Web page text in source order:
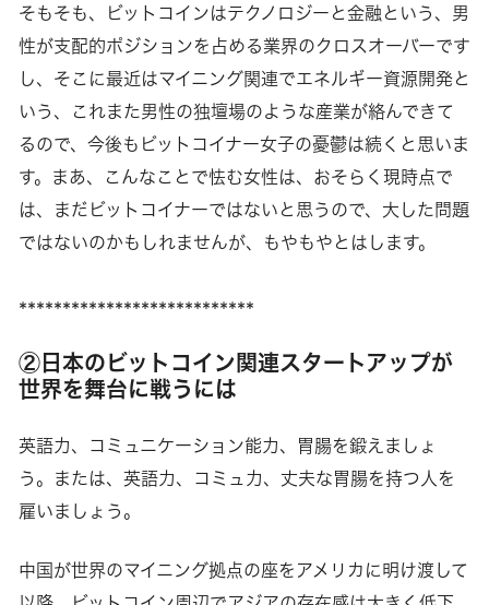
そもそも、ビットコインはテクノロジーと金融という、男
性が支配的ポジションを占める業界のクロスオーバーです
し、そこに最近はマイニング関連でエネルギー資源開発と
いう、これまた男性の独壇場のような産業が絡んできて
るので、今後もビットコイナー女子の憂鬱は続くと思いま
す。まあ、こんなことで怯む女性は、おそらく現時点で
は、まだビットコイナーではないと思うので、大した問題
ではないのかもしれませんが、もやもやとはします。
***************************
②日本のビットコイン関連スタートアップが
世界を舞台に戦うには
英語力、コミュニケーション能力、胃腸を鍛えましょ
う。または、英語力、コミュ力、丈夫な胃腸を持つ人を
雇いましょう。
中国が世界のマイニング拠点の座をアメリカに明け渡して